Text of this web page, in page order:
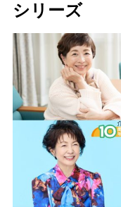
シリーズ